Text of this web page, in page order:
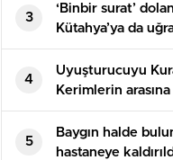
3
‘Binbir surat’
Kütahya’ya da
4
Uyuşturucuyu
Kerimlerin arasına
5 tutuklama
5
Baygın halde
hastaneye